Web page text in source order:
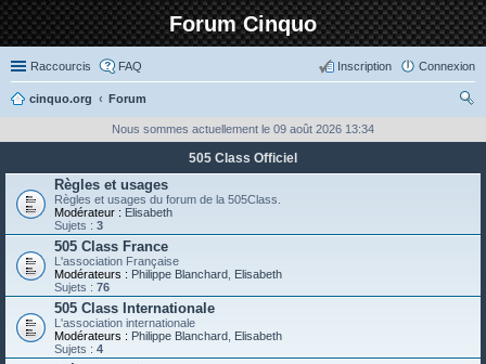
Forum Cinquo
Raccourcis FAQ Connexion
Inscription
cinquo.org
Forum
ch
Nous sommes actuellement le 09 août 2026 13:34
505 Class Officiel
Règles et usages
Règles et usages du forum de la 505Class.
Modérateur : Elisabeth
Sujets : 3
505 Class France
L'association Française
Modérateurs : Philippe Blanchard Elisabeth
Sujets : 76
505 Class Internationale
L'association internationale
Modérateurs : Philippe Blanchard Elisabeth
Sujets : 4